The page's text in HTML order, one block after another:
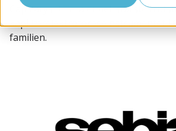
Capillarys 3 Tera er det største
kapillærelektroforeseinstrumentet i
familien.